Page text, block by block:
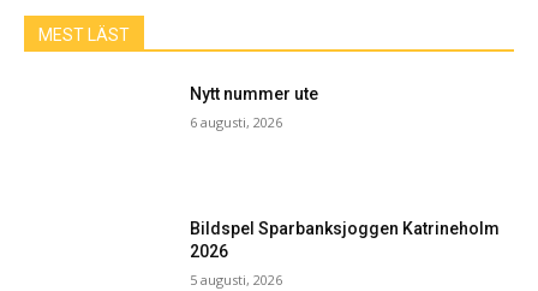
MEST LÄST
Nytt nummer ute
6 augusti, 2026
Bildspel Sparbanksjoggen Katrineholm
2026
5 augusti, 2026